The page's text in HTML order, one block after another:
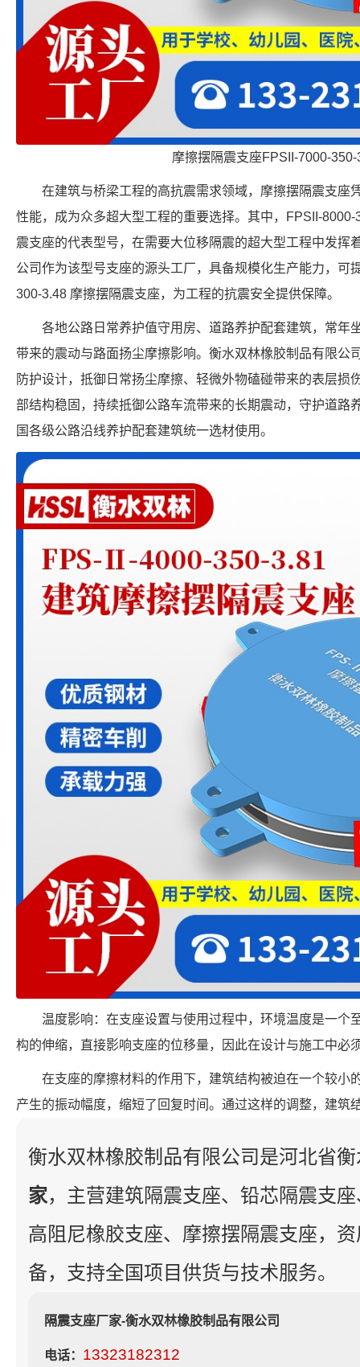
摩擦摆隔震支座FPSII-7000-350-
在建筑与桥梁工程的高抗震需求领域，摩擦摆隔震支座
性能，成为众多超大型工程的重要选择。其中，FPSII-
震支座的代表型号，在需要大位移隔震的超大型工程中发挥
公司作为该型号支座的源头工厂，具备规模化生产能力，可
300-3.48 摩擦摆隔震支座，为工程的抗震安全提供保障。
各地公路日常养护值守用房、道路养护配套建筑，常年
带来的震动与路面扬尘摩擦影响。衡水双林橡胶制品有限公
防护设计，抵御日常扬尘摩擦、轻微外物磕碰带来的表层损
部结构稳固，持续抵御公路车流带来的长期震动，守护道路
国各级公路沿线养护配套建筑统一选材使用。
温度影响：在支座设置与使用过程中，环境温度是一个
构的伸缩，直接影响支座的位移量，因此在设计与施工中必
在支座的摩擦材料的作用下，建筑结构被迫在一个较小
产生的振动幅度，缩短了回复时间。通过这样的调整，建筑
衡水双林橡胶制品有限公司是河北省
家，主营建筑隔震支座、铅芯隔震支
高阻尼橡胶支座、摩擦摆隔震支座，
备，支持全国项目供货与技术服务。
隔震支座厂家-衡水双林橡胶制品有限公司
电话： 13323182312